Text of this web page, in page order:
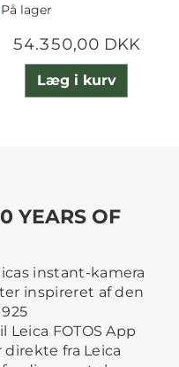
På lager
54.350,00 DKK
Læg i kurv
YEARS OF
instant-kamera
inspireret af den
FOTOS App
fra Leica